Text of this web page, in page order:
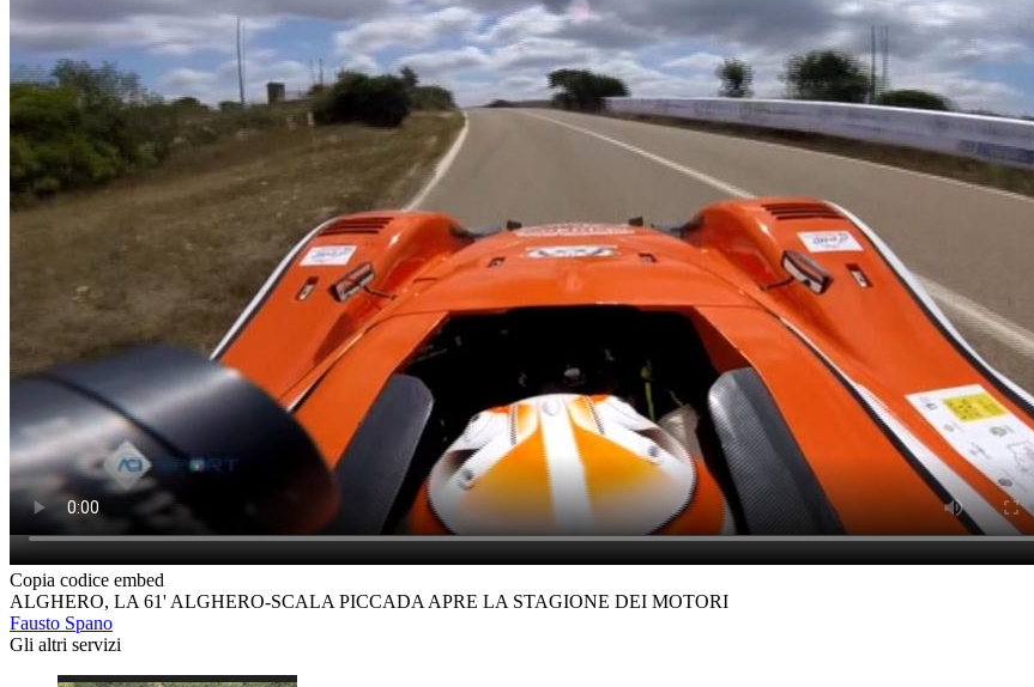
Copia codice embed
ALGHERO, LA 61' ALGHERO-SCALA PICCADA APRE LA STAGIONE DEI MOTORI
Fausto Spano
Gli altri servizi